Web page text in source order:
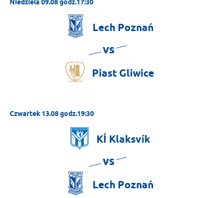
Niedziela 09.08 godz.17:30
Lech Poznań
vs
Piast Gliwice
Czwartek 13.08 godz.19:30
KÍ Klaksvík
vs
Lech Poznań